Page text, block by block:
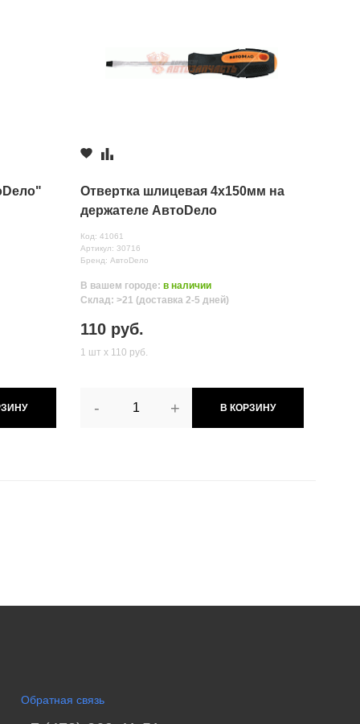
Отвертка шлицевая 4х150мм на
держателе АвтоDело
Код: 41061
Артикул: 30716
Бренд: АвтоDело
В вашем городе: в наличии
Склад: >21 (доставка 2-5 дней)
110 руб.
1 шт х 110 руб.
- + В КОРЗИНУ
Обратная связь